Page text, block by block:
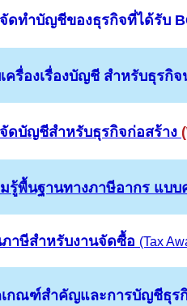
ดทำบัญชีของธุรกิจที่ได้รับ
ครื่องเรื่องบัญชี สำหรับธุรกิ
ดบัญชีสำหรับธุรกิจก่อสร้าง
รู้พื้นฐานทางภาษีอากร แบบ
าษีสำหรับงานจัดซื้อ (Tax
กณฑ์สำคัญและการบัญชีธุร